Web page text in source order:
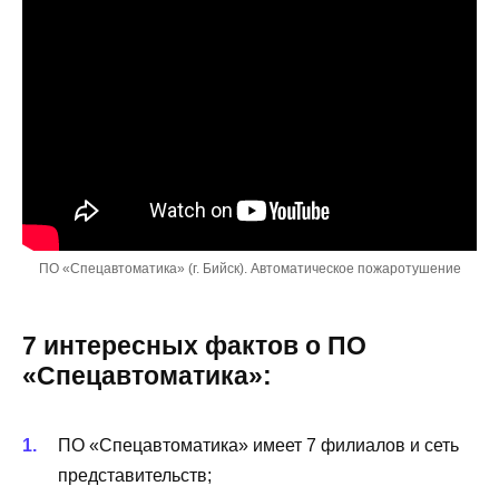
ПО «Спецавтоматика» (г. Бийск). Автоматическое пожаротушение
7 интересных фактов о ПО
«Спецавтоматика»:
ПО «Спецавтоматика» имеет 7 филиалов и сеть
представительств;